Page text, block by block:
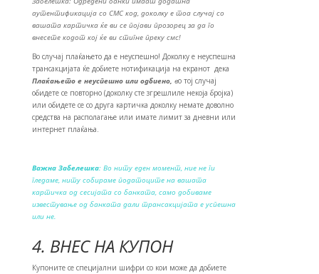
аутентификација со СМС код, доколку е тоа случај со
вашата картичка ќе ви се појави прозорец за да го
внесете кодот кој ќе ви стигне преку смс!
Во случај плаќањето да е неуспешно! Доколку е неуспешна
трансакцијата ќе добиете нотификација на екранот дека
Плаќањето е неуспешно или одбиено, во тој случај
обидете се повторно (доколку сте згрешлиле некоја бројка)
или обидете се со друга картичка доколку немате доволно
средства на располагање или имате лимит за дневни или
интернет плаќања.
Важна Забелешка: Во ниту еден момент, ние не ги
гледаме, ниту собираме податоците на вашата
картичка од сесијата со банката, само добиваме
известување од банката дали трансакцијата е успешна
или не.
4. ВНЕС НА КУПОН
Купоните се специјални шифри со кои може да добиете